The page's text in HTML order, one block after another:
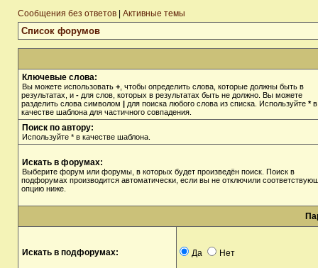
Сообщения без ответов Активные темы
Список форумов
Ключевые слова:
Вы можете использовать + , чтобы определить слова, которые должны быть в
результатах, и - для слов, которых в результатах быть не должно. Вы можете
разделить слова символом | для поиска любого слова из списка. Используйте *в
качестве шаблона для частичного совпадения.
Поиск по автору:
Используйте * в качестве шаблона.
Искать в форумах:
Выберите форум или форумы, в которых будет произведён поиск. Поиск в
подфорумах производится автоматически, если вы не отключили
опцию ниже.
Искать в подфорумах: Да Нет